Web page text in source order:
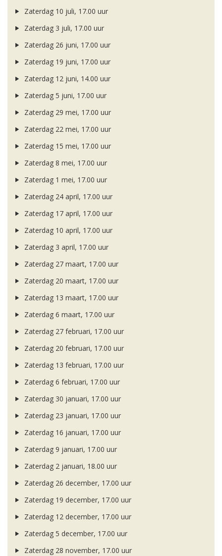
Zaterdag 10 juli, 17.00 uur
Zaterdag 3 juli, 17.00 uur
Zaterdag 26 juni, 17.00 uur
Zaterdag 19 juni, 17.00 uur
Zaterdag 12 juni, 14.00 uur
Zaterdag 5 juni, 17.00 uur
Zaterdag 29 mei, 17.00 uur
Zaterdag 22 mei, 17.00 uur
Zaterdag 15 mei, 17.00 uur
Zaterdag 8 mei, 17.00 uur
Zaterdag 1 mei, 17.00 uur
Zaterdag 24 april, 17.00 uur
Zaterdag 17 april, 17.00 uur
Zaterdag 10 april, 17.00 uur
Zaterdag 3 april, 17.00 uur
Zaterdag 27 maart, 17.00 uur
Zaterdag 20 maart, 17.00 uur
Zaterdag 13 maart, 17.00 uur
Zaterdag 6 maart, 17.00 uur
Zaterdag 27 februari, 17.00 uur
Zaterdag 20 februari, 17.00 uur
Zaterdag 13 februari, 17.00 uur
Zaterdag 6 februari, 17.00 uur
Zaterdag 30 januari, 17.00 uur
Zaterdag 23 januari, 17.00 uur
Zaterdag 16 januari, 17.00 uur
Zaterdag 9 januari, 17.00 uur
Zaterdag 2 januari, 18.00 uur
Zaterdag 26 december, 17.00 uur
Zaterdag 19 december, 17.00 uur
Zaterdag 12 december, 17.00 uur
Zaterdag 5 december, 17.00 uur
Zaterdag 28 november, 17.00 uur